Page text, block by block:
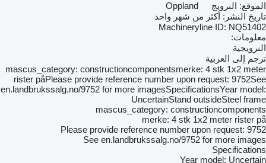
الموقع: النرويج
Oppland
تاريخ النشر: أكثر من شهر واحد
Machineryline ID: NQ51402
معلومات:
النرويجية
ترجم إلى العربية
mascus_category: constructioncomponentsmerke: 4 stk 1x2 meter
rister påPlease provide reference number upon request: 9752See
en.landbrukssalg.no/9752 for more imagesSpecificationsYear model:
UncertainStand outsideSteel frame
mascus_category: constructioncomponents
merke: 4 stk 1x2 meter rister på
Please provide reference number upon request: 9752
See en.landbrukssalg.no/9752 for more images
Specifications
Year model: Uncertain